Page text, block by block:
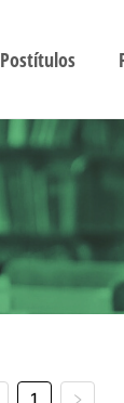
Postítulos
1